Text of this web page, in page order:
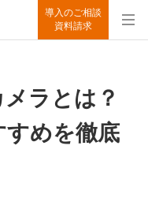
導入のご相談
資料請求
ラとは？
すめを徹底